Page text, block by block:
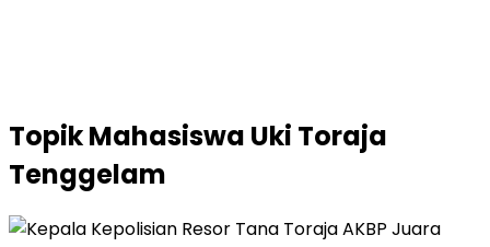
TopikMahasiswa Uki Toraja
Tenggelam